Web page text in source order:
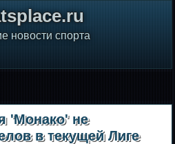
новости спорта
'Монако' не
в текущей Лиге